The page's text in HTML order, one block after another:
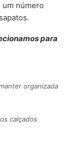
um número
para
organizada
calçados